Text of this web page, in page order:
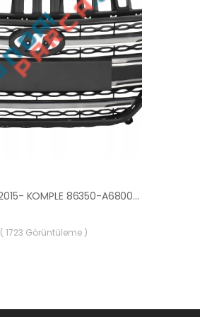
PANJUR İ30 2015- KOMPLE 86350-A6800-YS
( 1723 Görüntüleme )